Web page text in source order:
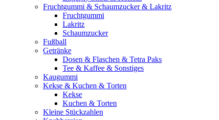
Fruchtgummi & Schaumzucker & Lakritz
Fruchtgummi
Lakritz
Schaumzucker
Fußball
Getränke
Dosen & Flaschen & Tetra Paks
Tee & Kaffee & Sonstiges
Kaugummi
Kekse & Kuchen & Torten
Kekse
Kuchen & Torten
Kleine Stückzahlen